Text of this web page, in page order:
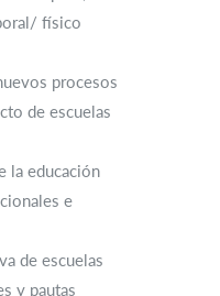
físico
procesos
de escuelas
la educación
e
de escuelas
y pautas